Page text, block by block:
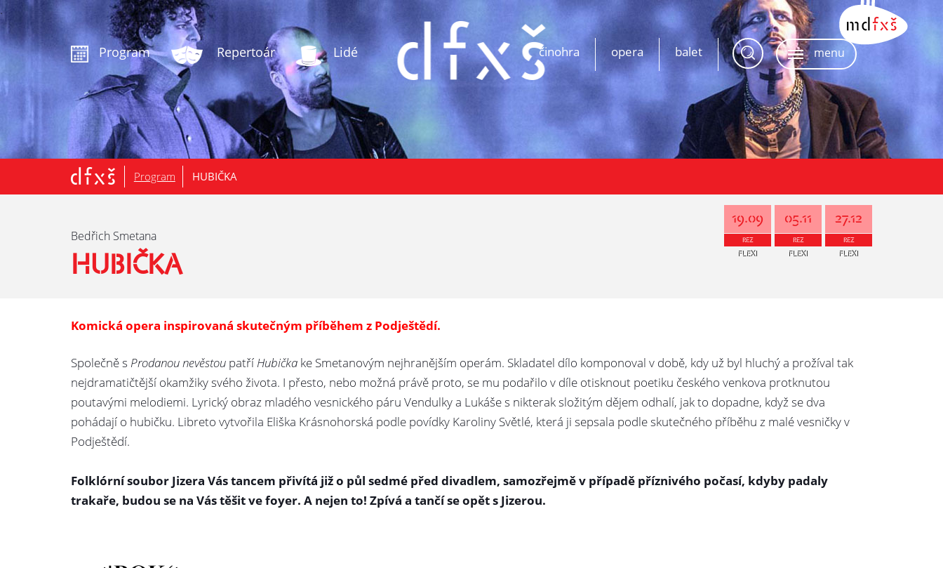
Program Repertoár Lidé menu
balet
opera
činohra
.
Program HUBIČKA
Bedřich Smetana
HUBIČKA
19.09
REZ
FLEXI
05.11
REZ
FLEXI
27.12
REZ
FLEXI
Komická opera inspirovaná skutečným příběhem z Podještědí.
Společně s Prodanou nevěstoupatří Hubičkake Smetanovým nejhranějším operám. Skladatel dílo komponoval v době, kdy už byl hluchý a prožíval tak
nejdramatičtější okamžiky svého života. I přesto, nebo možná právě proto, se mu podařilo v díle otisknout poetiku českého venkova protknutou
poutavými melodiemi. Lyrický obraz mladého vesnického páru Vendulky a Lukáše s nikterak složitým dějem odhalí, jak to dopadne, když se dva
pohádají o hubičku. Libreto vytvořila Eliška Krásnohorská podle povídky Karoliny Světlé, která ji sepsala podle skutečného příběhu z malé vesničky v
Podještědí.
Folklórní soubor Jizera Vás tancem přivítá již o půl sedmé před divadlem, samozřejmě v případě příznivého počasí, kdyby padaly
trakaře, budou se na Vás těšit ve foyer. A nejen to! Zpívá a tančí se opět s Jizerou.